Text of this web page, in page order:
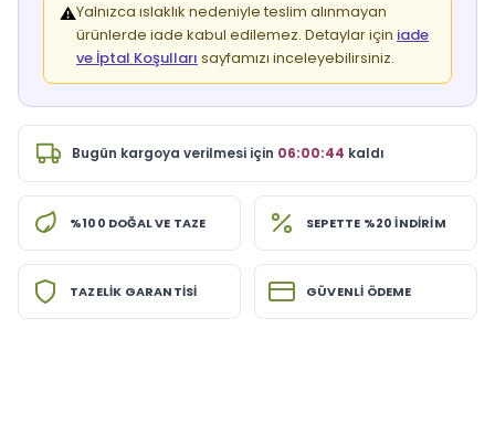
⚠️Yalnızca ıslaklık nedeniyle teslim alınmayan
ürünlerde iade kabul edilemez. Detaylar için iade
ve İptal Koşulları sayfamızı inceleyebilirsiniz.
Bugün kargoya verilmesi için 06:00:43 kaldı
%100 DOĞAL VE TAZE SEPETTE %20 İNDİRİM
TAZELİK GARANTİSİ GÜVENLİ ÖDEME